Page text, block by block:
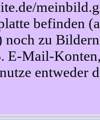
befinden
zu
E-Mail-